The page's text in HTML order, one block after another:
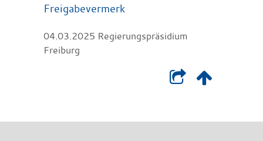
Freigabevermerk
04.03.2025 Regierungspräsidium
Freiburg